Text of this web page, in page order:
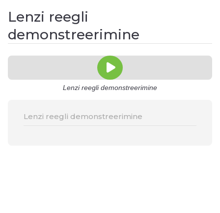
Lenzi reegli
demonstreerimine
Lenzi reegli demonstreerimine
Lenzi reegli demonstreerimine